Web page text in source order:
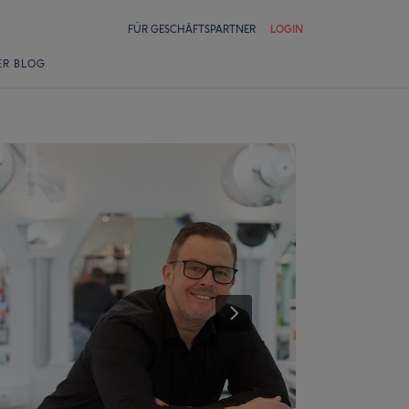
FÜR GESCHÄFTSPARTNER LOGIN
BLOG